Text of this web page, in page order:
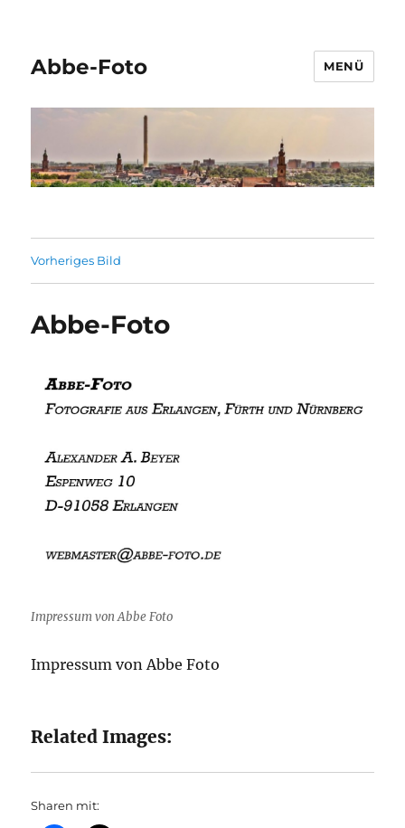
Abbe-Foto MENÜ
Vorheriges Bild
Abbe-Foto
Impressum von Abbe Foto
Impressum von Abbe Foto
Related Images:
Sharen mit: